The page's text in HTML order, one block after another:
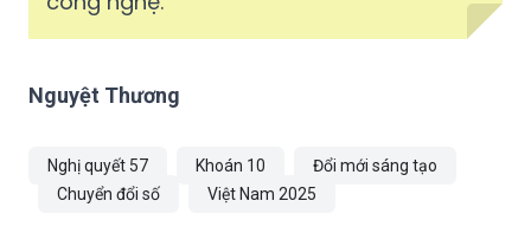
Nguyệt Thương
Nghị quyết 57 Khoán 10
Đổi mới sáng tạo
Chuyển đổi số
Việt Nam 2025